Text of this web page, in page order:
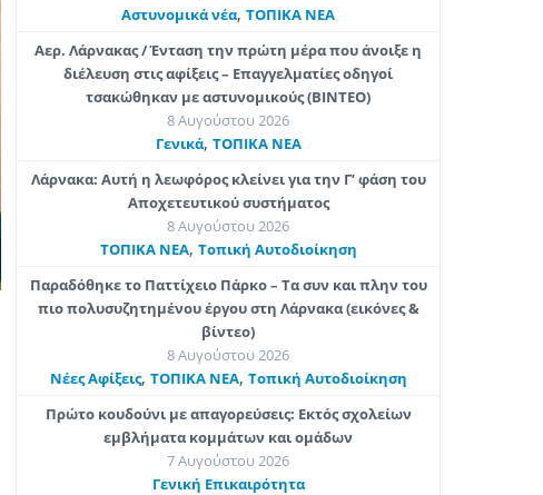
Aστυνομικά νέα,ΤΟΠΙΚΑ ΝΕΑ
Αερ. Λάρνακας / Ένταση την πρώτη μέρα που άνοιξε η
διέλευση στις αφίξεις – Επαγγελματίες οδηγοί
τσακώθηκαν με αστυνομικούς (ΒΙΝΤΕΟ)
8 Αυγούστου 2026
Γενικά, ΤΟΠΙΚΑ ΝΕΑ
Λάρνακα: Αυτή η λεωφόρος κλείνει για την Γ’ φάση του
Αποχετευτικού συστήματος
8 Αυγούστου 2026
ΤΟΠΙΚΑ ΝΕΑ, Τοπική Αυτοδιοίκηση
Παραδόθηκε το Παττίχειο Πάρκο – Τα συν και πλην του
πιο πολυσυζητημένου έργου στη Λάρνακα (εικόνες &
βίντεο)
8 Αυγούστου 2026
Νέες Αφίξεις, ΤΟΠΙΚΑ ΝΕΑ, Τοπική Αυτοδιοίκηση
Πρώτο κουδούνι με απαγορεύσεις: Εκτός σχολείων
εμβλήματα κομμάτων και ομάδων
7 Αυγούστου 2026
Γενική Επικαιρότητα